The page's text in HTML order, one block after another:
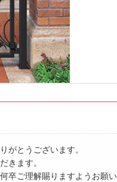
がとうございます。
きます。
卒ご理解賜りますようお願い